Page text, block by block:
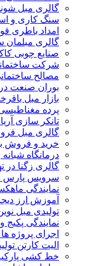
گالری مبل
سنگ کاری و
امداد باطری
گالری مبلمان
صنایع چوبی
شرکت
مصالح
بوران صنعت
بازار مبل
پرده
تانکر سازی
گالری مبل
خرید و فروش
درمانگاه
گالری زگنا در
سرویس پارس
نمایندگی
آموزش ارز
تولیدی مبل
نمایندگی پکیج
اجرای پروژه
الیت کارتن
خط کشی